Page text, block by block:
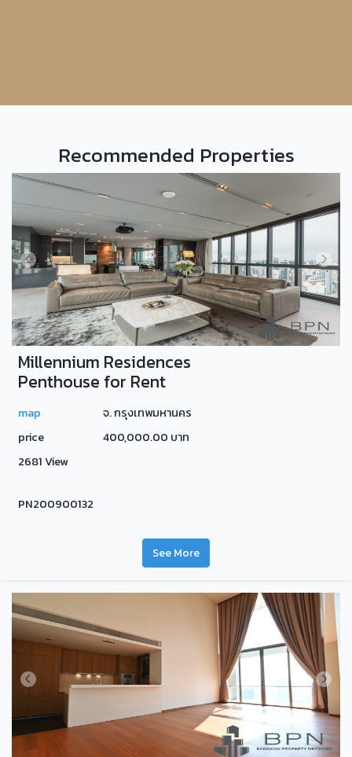
Recommended Properties
Millennium Residences
Penthouse for Rent
map
จ. กรุงเทพมหานคร
price
400,000.00 บาท
2681 View
PN200900132
See More